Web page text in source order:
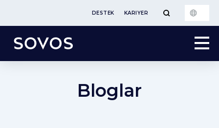
DESTEK KARIYER
Bloglar